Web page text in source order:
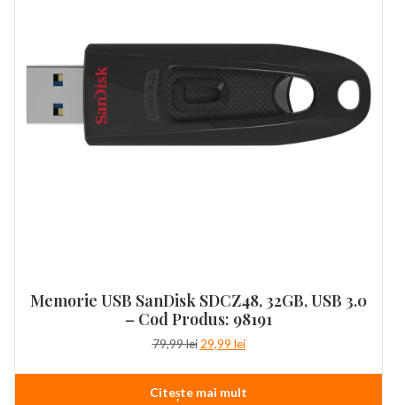
Memorie USB SanDisk SDCZ48, 32GB, USB 3.0
– Cod Produs: 98191
79,99lei Prețul
a
fost:
29,99 leiPrețul
este:
29,99 lei.
Citește mai mult